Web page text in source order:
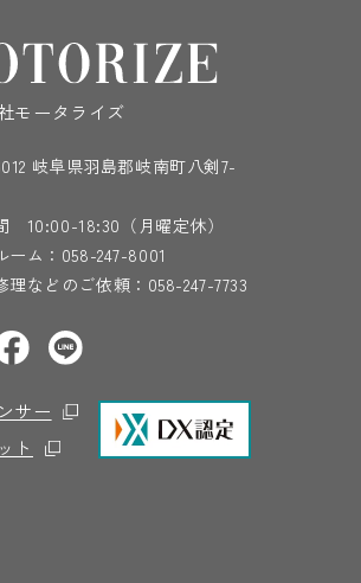
モータライズ
岐阜県羽島郡岐南町八剣7-
10:00-18:30（月曜定休）
ーム： 058-247-8001
理などのご依頼： 058-247-7733
サー
ト